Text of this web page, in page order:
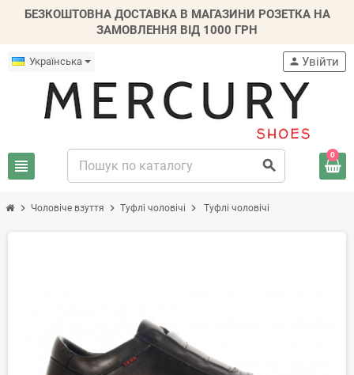
БЕЗКОШТОВНА ДОСТАВКА В МАГАЗИНИ РОЗЕТКА НА
ЗАМОВЛЕННЯ ВІД 1000 ГРН
Українська
view_headline search
person Увійти
0
chevron_right Чоловіче взуття chevron_right Туфлі чоловічі chevron_right Туфлі чоловічі